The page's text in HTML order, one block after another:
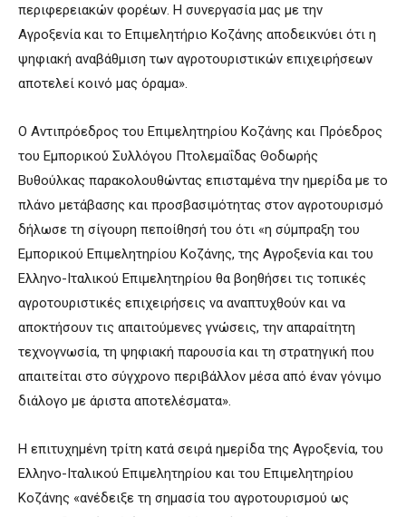
περιφερειακών φορέων. Η συνεργασία μας με την
Αγροξενία και το Επιμελητήριο Κοζάνης αποδεικνύει ότι η
ψηφιακή αναβάθμιση των αγροτουριστικών επιχειρήσεων
αποτελεί κοινό μας όραμα».
O Αντιπρόεδρος του Επιμελητηρίου Κοζάνης και Πρόεδρος
του Εμπορικού Συλλόγου Πτολεμαΐδας Θοδωρής
Βυθούλκας παρακολουθώντας επισταμένα την ημερίδα με το
πλάνο μετάβασης και προσβασιμότητας στον αγροτουρισμό
δήλωσε τη σίγουρη πεποίθησή του ότι «η σύμπραξη του
Εμπορικού Επιμελητηρίου Κοζάνης, της Αγροξενία και του
Ελληνο-Ιταλικού Επιμελητηρίου θα βοηθήσει τις τοπικές
αγροτουριστικές επιχειρήσεις να αναπτυχθούν και να
αποκτήσουν τις απαιτούμενες γνώσεις, την απαραίτητη
τεχνογνωσία, τη ψηφιακή παρουσία και τη στρατηγική που
απαιτείται στο σύγχρονο περιβάλλον μέσα από έναν γόνιμο
διάλογο με άριστα αποτελέσματα».
Η επιτυχημένη τρίτη κατά σειρά ημερίδα της Αγροξενία, του
Ελληνο-Ιταλικού Επιμελητηρίου και του Επιμελητηρίου
Κοζάνης «ανέδειξε τη σημασία του αγροτουρισμού ως